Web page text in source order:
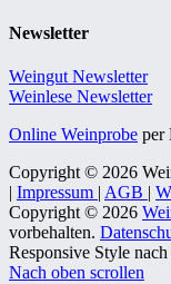
Newsletter
Weingut Newsletter
Weinlese Newsletter
Online Weinprobe per
Copyright © 2026
| Impressum | AGB |
Copyright © 2026
vorbehalten.
Responsive Style nach
Nach oben scrollen